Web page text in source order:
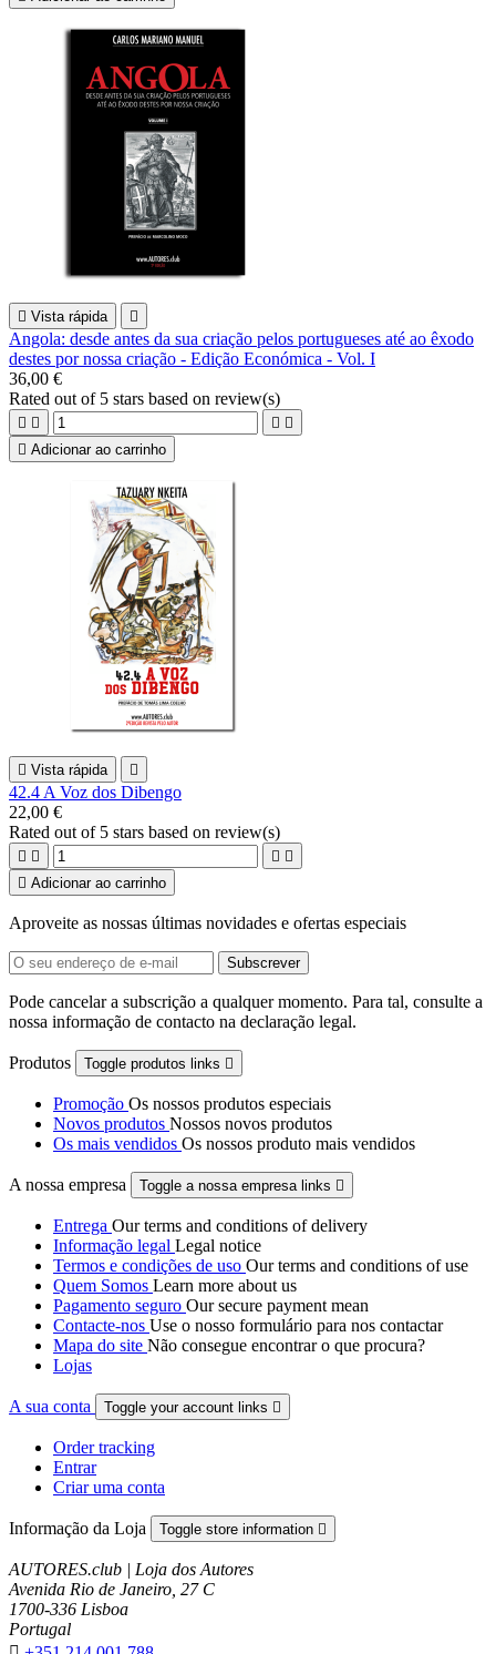
 Vista rápida 
Angola: desde antes da sua criação pelos portugueses até ao êxodo
destes por nossa criação - Edição Económica - Vol. I
36,00 €
Rated out of 5 stars based on review(s)
   
 Adicionar ao carrinho
 Vista rápida 
42.4 A Voz dos Dibengo
22,00 €
Rated out of 5 stars based on review(s)
   
 Adicionar ao carrinho
Aproveite as nossas últimas novidades e ofertas especiais
Pode cancelar a subscrição a qualquer momento. Para tal, consulte a
nossa informação de contacto na declaração legal.
Produtos Toggle produtos links 
Promoção Os nossos produtos especiais
Novos produtos Nossos novos produtos
Os mais vendidos Os nossos produto mais vendidos
A nossa empresa Toggle a nossa empresa links 
Entrega Our terms and conditions of delivery
Informação legal Legal notice
Termos e condições de uso Our terms and conditions of use
Quem Somos Learn more about us
Pagamento seguro Our secure payment mean
Contacte-nos Use o nosso formulário para nos contactar
Mapa do site Não consegue encontrar o que procura?
Lojas
A sua conta Toggle your account links 
Order tracking
Entrar
Criar uma conta
Informação da Loja Toggle store information 
AUTORES.club | Loja dos Autores
Avenida Rio de Janeiro, 27 C
1700-336 Lisboa
Portugal